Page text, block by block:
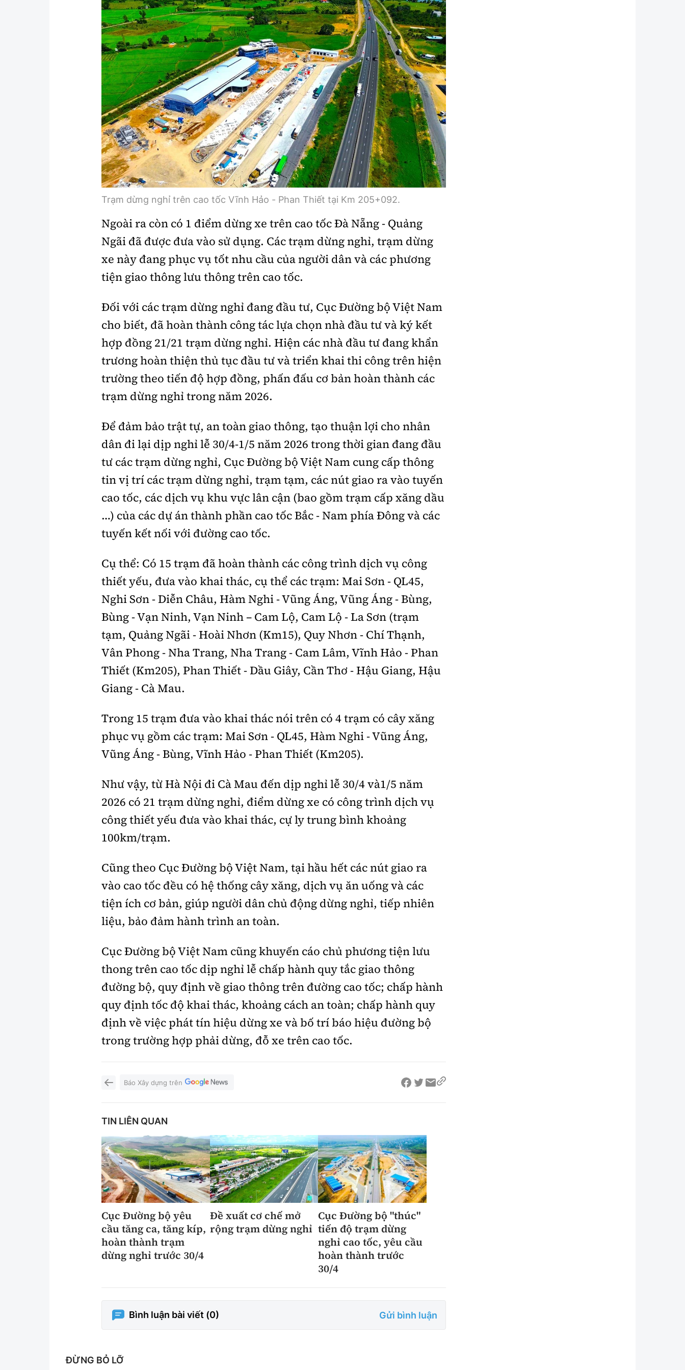
Lao động - Công đoàn
Showbiz
Điện ảnh
Âm nhạc
Bình luận
Hậu trường sao
360 độ thể thao
Sản phẩm mới
AI
Tư vấn
Thời sự Quốc tế
Hồ sơ tài liệu
Thế giới giao thông
Thế giới xây dựng
Đi ++
Du lịch
Khám phá
Lối sống
Ẩm thực
Video
Thời sự
Khám phá
Camera giao thông
Câu chuyện giao thông
Lăng kính xây dựng
Giải trí - Thể thao
Trạm dừng nghỉ trên cao tốc Vĩnh Hảo - Phan Thiết tại Km 205+092.
Ngoài ra còn có 1 điểm dừng xe trên cao tốc Đà Nẵng - Quảng
Ngãi đã được đưa vào sử dụng. Các trạm dừng nghỉ, trạm dừng
xe này đang phục vụ tốt nhu cầu của người dân và các phương
tiện giao thông lưu thông trên cao tốc.
Đối với các trạm dừng nghỉ đang đầu tư, Cục Đường bộ Việt Nam
cho biết, đã hoàn thành công tác lựa chọn nhà đầu tư và ký kết
hợp đồng 21/21 trạm dừng nghỉ. Hiện các nhà đầu tư đang khẩn
trương hoàn thiện thủ tục đầu tư và triển khai thi công trên hiện
trường theo tiến độ hợp đồng, phấn đấu cơ bản hoàn thành các
trạm dừng nghỉ trong năm 2026.
Để đảm bảo trật tự, an toàn giao thông, tạo thuận lợi cho nhân
dân đi lại dịp nghỉ lễ 30/4-1/5 năm 2026 trong thời gian đang đầu
tư các trạm dừng nghỉ, Cục Đường bộ Việt Nam cung cấp thông
tin vị trí các trạm dừng nghỉ, trạm tạm, các nút giao ra vào tuyến
cao tốc, các dịch vụ khu vực lân cận (bao gồm trạm cấp xăng dầu
…) của các dự án thành phần cao tốc Bắc - Nam phía Đông và các
tuyến kết nối với đường cao tốc.
Cụ thể: Có 15 trạm đã hoàn thành các công trình dịch vụ công
thiết yếu, đưa vào khai thác, cụ thể các trạm: Mai Sơn - QL45,
Nghi Sơn - Diễn Châu, Hàm Nghi - Vũng Áng, Vũng Áng - Bùng,
Bùng - Vạn Ninh, Vạn Ninh – Cam Lộ, Cam Lộ - La Sơn (trạm
tạm, Quảng Ngãi - Hoài Nhơn (Km15), Quy Nhơn - Chí Thạnh,
Vân Phong - Nha Trang, Nha Trang - Cam Lâm, Vĩnh Hảo - Phan
Thiết (Km205), Phan Thiết - Dầu Giây, Cần Thơ - Hậu Giang, Hậu
Giang - Cà Mau.
Trong 15 trạm đưa vào khai thác nói trên có 4 trạm có cây xăng
phục vụ gồm các trạm: Mai Sơn - QL45, Hàm Nghi - Vũng Áng,
Vũng Áng - Bùng, Vĩnh Hảo - Phan Thiết (Km205).
Như vậy, từ Hà Nội đi Cà Mau đến dịp nghỉ lễ 30/4 và1/5 năm
2026 có 21 trạm dừng nghỉ, điểm dừng xe có công trình dịch vụ
công thiết yếu đưa vào khai thác, cự ly trung bình khoảng
100km/trạm.
Cũng theo Cục Đường bộ Việt Nam, tại hầu hết các nút giao ra
vào cao tốc đều có hệ thống cây xăng, dịch vụ ăn uống và các
tiện ích cơ bản, giúp người dân chủ động dừng nghỉ, tiếp nhiên
liệu, bảo đảm hành trình an toàn.
Cục Đường bộ Việt Nam cũng khuyến cáo chủ phương tiện lưu
thong trên cao tốc dịp nghỉ lễ chấp hành quy tắc giao thông
đường bộ, quy định về giao thông trên đường cao tốc; chấp hành
quy định tốc độ khai thác, khoảng cách an toàn; chấp hành quy
định về việc phát tín hiệu dừng xe và bố trí báo hiệu đường bộ
trong trường hợp phải dừng, đỗ xe trên cao tốc.
Báo Xây dựng trên
TIN LIÊN QUAN
Cục Đường bộ yêu
cầu tăng ca, tăng kíp,
hoàn thành trạm
dừng nghỉ trước 30/4
Đề xuất cơ chế mở
rộng trạm dừng nghỉ
Cục Đường bộ "thúc"
tiến độ trạm dừng
nghỉ cao tốc, yêu cầu
hoàn thành trước
30/4
Bình luận bài viết (0) Gửi bình luận
ĐỪNG BỎ LỠ